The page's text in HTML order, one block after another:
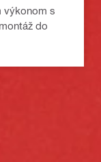
výkonom s
do